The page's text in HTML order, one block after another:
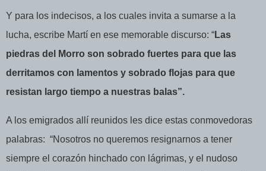
Y para los indecisos, a los cuales invita a sumarse a la
lucha, escribe Martí en ese memorable discurso: “Las
piedras del Morro son sobrado fuertes para que las
derritamos con lamentos y sobrado flojas para que
resistan largo tiempo a nuestras balas”.
A los emigrados allí reunidos les dice estas conmovedoras
palabras: “Nosotros no queremos resignarnos a tener
siempre el corazón hinchado con lágrimas, y el nudoso